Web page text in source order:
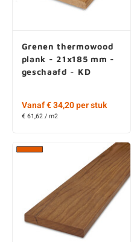
Grenen thermowood
plank - 21x185 mm -
geschaafd - KD
Vanaf € 34,20 per stuk
€ 61,62 / m2